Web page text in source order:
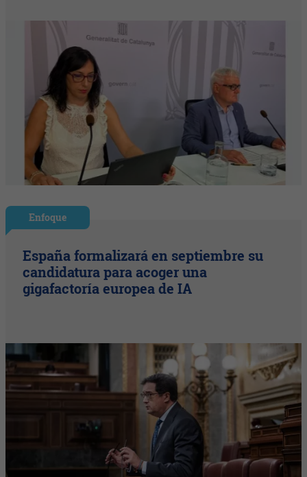
Enfoque
España formalizará en septiembre su
candidatura para acoger una
gigafactoría europea de IA